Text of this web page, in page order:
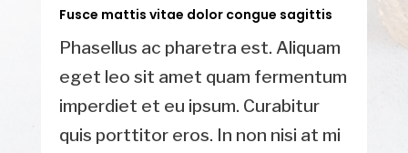
Fusce mattis vitae dolor congue sagittis
Phasellus ac pharetra est. Aliquam
eget leo sit amet quam fermentum
imperdiet et eu ipsum. Curabitur
quis porttitor eros. In non nisi at mi